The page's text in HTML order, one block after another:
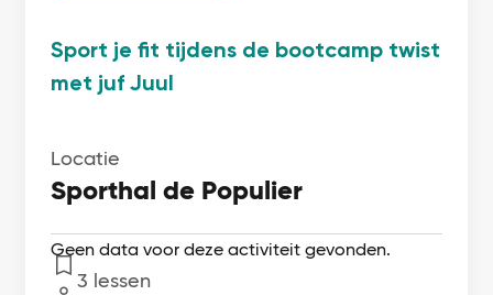
Sport je fit tijdens de bootcamp twist
met juf Juul
Locatie
Sporthal de Populier
Geen data voor deze activiteit gevonden.
Lessen
3 lessen